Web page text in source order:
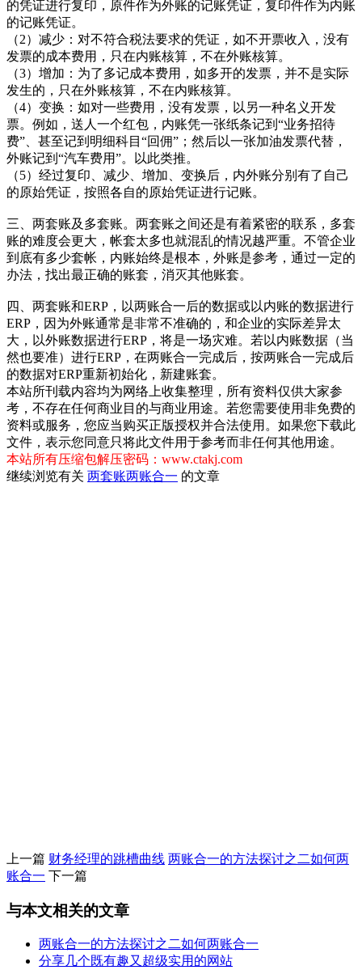
的凭证进行复印，原件作为外账的记账凭证，复印件作为内账
的记账凭证。
（2）减少：对不符合税法要求的凭证，如不开票收入，没有
发票的成本费用，只在内账核算，不在外账核算。
（3）增加：为了多记成本费用，如多开的发票，并不是实际
发生的，只在外账核算，不在内账核算。
（4）变换：如对一些费用，没有发票，以另一种名义开发
票。例如，送人一个红包，内账凭一张纸条记到“业务招待
费”、甚至记到明细科目“回佣”；然后以一张加油发票代替，
外账记到“汽车费用”。以此类推。
（5）经过复印、减少、增加、变换后，内外账分别有了自己
的原始凭证，按照各自的原始凭证进行记账。
三、两套账及多套账。两套账之间还是有着紧密的联系，多套
账的难度会更大，帐套太多也就混乱的情况越严重。不管企业
到底有多少套帐，内账始终是根本，外账是参考，通过一定的
办法，找出最正确的账套，消灭其他账套。
四、两套账和ERP，以两账合一后的数据或以内账的数据进行
ERP，因为外账通常是非常不准确的，和企业的实际差异太
大，以外账数据进行ERP，将是一场灾难。若以内账数据（当
然也要准）进行ERP，在两账合一完成后，按两账合一完成后
的数据对ERP重新初始化，新建账套。
本站所刊载内容均为网络上收集整理，所有资料仅供大家参
考，不存在任何商业目的与商业用途。若您需要使用非免费的
资料或服务，您应当购买正版授权并合法使用。如果您下载此
文件，表示您同意只将此文件用于参考而非任何其他用途。
本站所有压缩包解压密码：www.ctakj.com
继续浏览有关 两套账两账合一 的文章
上一篇 财务经理的跳槽曲线 两账合一的方法探讨之二如何两
账合一 下一篇
与本文相关的文章
两账合一的方法探讨之二如何两账合一
分享几个既有趣又超级实用的网站